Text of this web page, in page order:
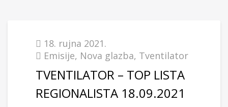
18. rujna 2021.
Emisije, Nova glazba, Tventilator
TVENTILATOR – TOP LISTA
REGIONALISTA 18.09.2021